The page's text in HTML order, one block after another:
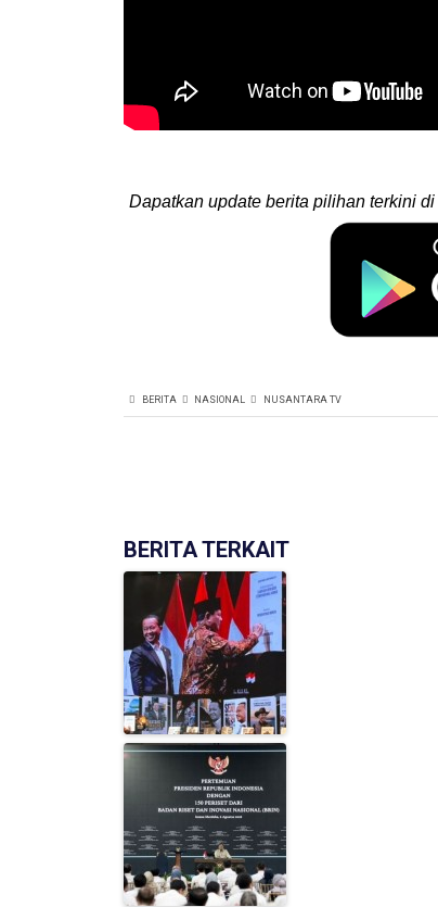
Dapatkan update berita pilihan terkini di
BERITA NASIONAL NUSANTARA TV
BERITA TERKAIT